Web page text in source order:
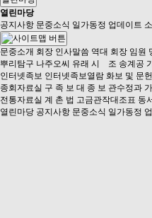
열린마당
공지사항 문중소식 일가동정 업데이트
문중소개 회장 인사말씀 역대 회장 임원
뿌리탐구 나주오씨 유래 시 조 송계공
인터넷족보 인터넷족보열람 화보 및 문헌
종회자료실 구 족 보 대 종 보 관수정과
전통자료실 계 촌 법 고금관작대조표 동
열린마당 공지사항 문중소식 일가동정